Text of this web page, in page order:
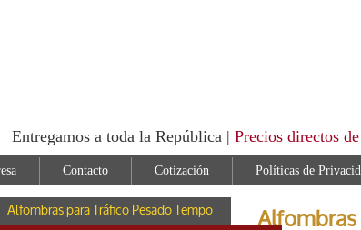
Entregamos a toda la República | Precios directos
Contacto Cotización Políticas de
Alfombras para Tráfico Pesado Tempo
Alfombras